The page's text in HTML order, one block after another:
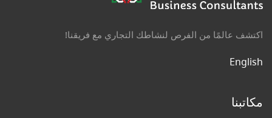
اكتشف عالمًا من الفرص لنشاطك التجاري مع فريقنا!
English
مكاتبنا